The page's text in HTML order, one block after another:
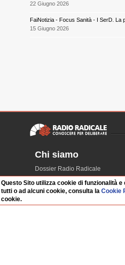
22 Giugno 2026
FaiNotizia - Focus Sanità - I SerD. La
15 Giugno 2026
Chi siamo
Dossier Radio Radicale
Questo sito
L'Archivio
Questo Sito utilizza cookie di funzionalità
tutti o ad alcuni cookie, consulta laCookie
cookie.